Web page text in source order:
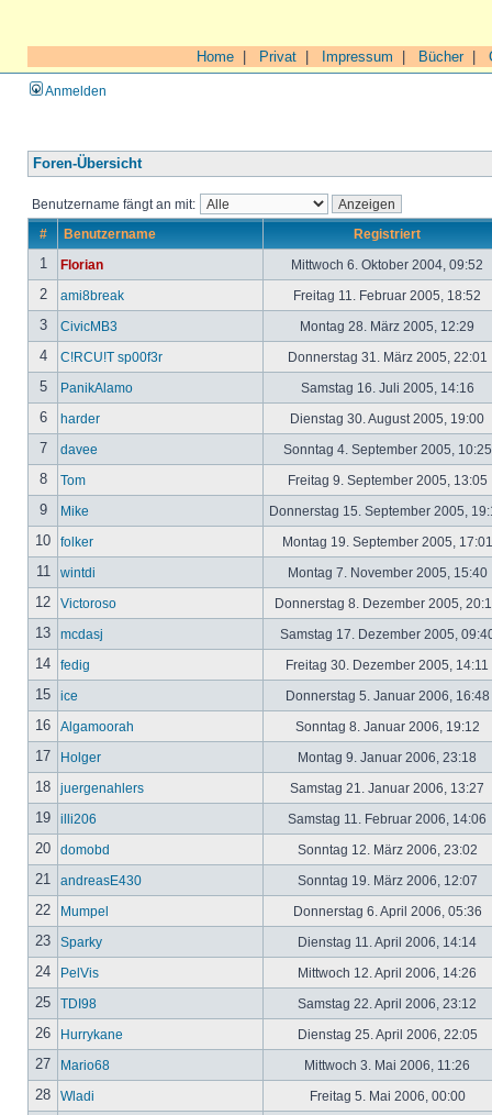
Home Privat Impressum Bücher|
Anmelden
Foren-Übersicht
Benutzername fängt an mit:
# Benutzername Registriert
1 Florian Mittwoch 6. Oktober 2004, 09:52
2 ami8break Freitag 11. Februar 2005, 18:52
3 CivicMB3 Montag 28. März 2005, 12:29
4 C!RCU!T sp00f3r Donnerstag 31. März 2005, 22:01
5 PanikAlamo Samstag 16. Juli 2005, 14:16
6 harder Dienstag 30. August 2005, 19:00
7 davee Sonntag 4. September 2005,
8 Tom Freitag 9. September 2005, 13:05
9 Mike Donnerstag 15. September 2005,
10 folker Montag 19. September 2005,
11 wintdi Montag 7. November 2005, 15:40
12 Victoroso Donnerstag 8. Dezember 2005,
13 mcdasj Samstag 17. Dezember 2005,
14 fedig Freitag 30. Dezember 2005, 14:11
15 ice Donnerstag 5. Januar 2006, 16:48
16 Algamoorah Sonntag 8. Januar 2006, 19:12
17 Holger Montag 9. Januar 2006, 23:18
18 juergenahlers Samstag 21. Januar 2006, 13:27
19 illi206 Samstag 11. Februar 2006, 14:06
20 domobd Sonntag 12. März 2006, 23:02
21 andreasE430 Sonntag 19. März 2006, 12:07
22 Mumpel Donnerstag 6. April 2006, 05:36
23 Sparky Dienstag 11. April 2006, 14:14
24 PelVis Mittwoch 12. April 2006, 14:26
25 TDI98 Samstag 22. April 2006, 23:12
26 Hurrykane Dienstag 25. April 2006, 22:05
27 Mario68 Mittwoch 3. Mai 2006, 11:26
28 Wladi Freitag 5. Mai 2006, 00:00